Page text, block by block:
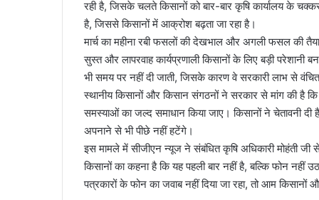
रही है, जिसके चलते किसानों को बार-बार कृषि कार्यालय के
है, जिससे किसानों में आक्रोश बढ़ता जा रहा है।
मार्च का महीना रबी फसलों की देखभाल और अगली फसल की
सुस्त और लापरवाह कार्यप्रणाली किसानों के लिए बड़ी परेशानी
भी समय पर नहीं दी जाती, जिसके कारण वे सरकारी लाभ से
स्थानीय किसानों और किसान संगठनों ने सरकार से मांग की है कि
समस्याओं का जल्द समाधान किया जाए। किसानों ने चेतावनी
अपनाने से भी पीछे नहीं हटेंगे।
इस मामले में सीजीएन न्यूज ने संबंधित कृषि अधिकारी मोहंती
किसानों का कहना है कि यह पहली बार नहीं है, बल्कि फोन
पत्रकारों के फोन का जवाब नहीं दिया जा रहा, तो आम किसानों